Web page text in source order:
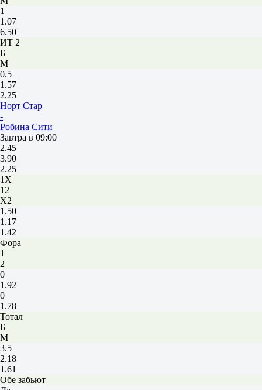
1
1.07
6.50
ИТ 2
Б
М
0.5
1.57
2.25
Норт Стар
-
Робина Сити
Завтра в 09:00
2.45
3.90
2.25
1X
12
X2
1.50
1.17
1.42
Фора
1
2
0
1.92
0
1.78
Тотал
Б
М
3.5
2.18
1.61
Обе забьют